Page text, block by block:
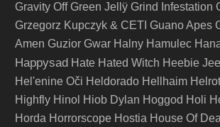
Gravity Off Green Jellÿ Grind Infestation
Grzegorz Kupczyk & CETI Guano Apes
Amen Guzior Gwar Halny Hamulec
Happysad Hate Hated Witch Heebie
Hel'enine Oči Heldorado Hellhaim
Highfly Hinol Hiob Dylan Hoggod Holi
Horda Horrorscope Hostia House Of